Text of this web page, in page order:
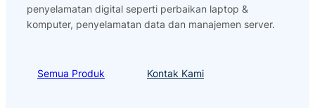
penyelamatan digital seperti perbaikan laptop &
komputer, penyelamatan data dan manajemen server.
Semua Produk Kontak Kami